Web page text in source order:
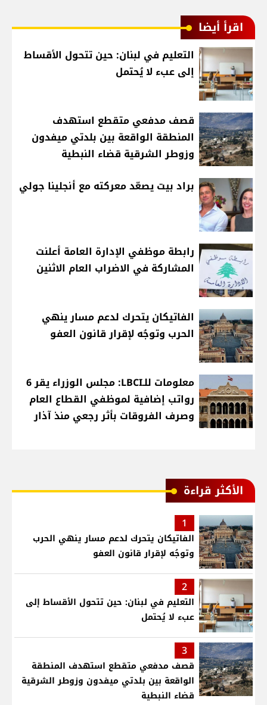
اقرأ أيضا
التعليم في لبنان: حين تتحول الأقساط
إلى عبء لا يُحتمل
قصف مدفعي متقطع استهدف
المنطقة الواقعة بين بلدتي ميفدون
وزوطر الشرقية قضاء النبطية
براد بيت يصعّد معركته مع أنجلينا جولي
رابطة موظفي الإدارة العامة أعلنت
المشاركة في الاضراب العام الاثنين
الفاتيكان يتحرك لدعم مسار ينهي
الحرب وتوجُه لإقرار قانون العفو
معلومات للـLBCI: مجلس الوزراء يقر 6
رواتب إضافية لموظفي القطاع العام
وصرف الفروقات بأثر رجعي منذ آذار
الأكثر قراءة
1
الفاتيكان يتحرك لدعم مسار ينهي الحرب
وتوجُه لإقرار قانون العفو
2
التعليم في لبنان: حين تتحول الأقساط إلى
عبء لا يُحتمل
3
قصف مدفعي متقطع استهدف المنطقة
الواقعة بين بلدتي ميفدون وزوطر الشرقية
قضاء النبطية